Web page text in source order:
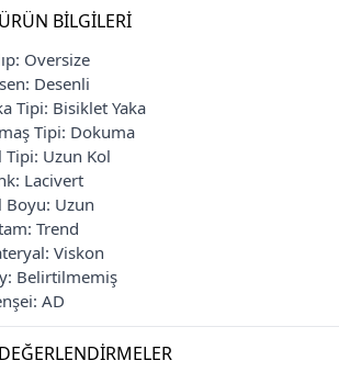
ÜRÜN BILGILERI
Oversize
Desenli
Tipi: Bisiklet Yaka
Tipi: Dokuma
Tipi: Uzun Kol
Lacivert
Boyu: Uzun
Trend
Viskon
Belirtilmemiş
AD
DEĞERLENDIRMELER